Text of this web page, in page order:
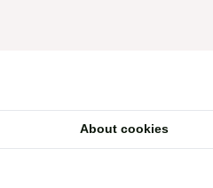
Vragen?
About cookies